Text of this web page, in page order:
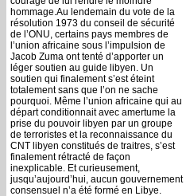
hommage.Au lendemain du vote de la
résolution 1973 du conseil de sécurité
de l’ONU, certains pays membres de
l’union africaine sous l’impulsion de
Jacob Zuma ont tenté d’apporter un
léger soutien au guide libyen. Un
soutien qui finalement s’est éteint
totalement sans que l’on ne sache
pourquoi. Même l’union africaine qui au
départ conditionnait avec amertume la
prise du pouvoir libyen par un groupe
de terroristes et la reconnaissance du
CNT libyen constitués de traitres, s’est
finalement rétracté de façon
inexplicable. Et curieusement,
jusqu’aujourd’hui, aucun gouvernement
consensuel n’a été formé en Libye.